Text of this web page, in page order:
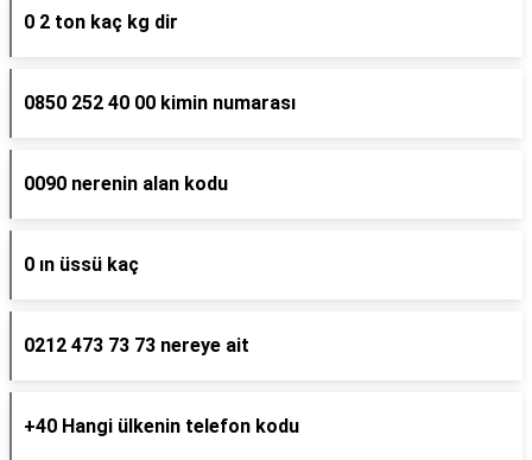
0 2 ton kaç kg dir
0850 252 40 00 kimin numarası
0090 nerenin alan kodu
0 ın üssü kaç
0212 473 73 73 nereye ait
+40 Hangi ülkenin telefon kodu